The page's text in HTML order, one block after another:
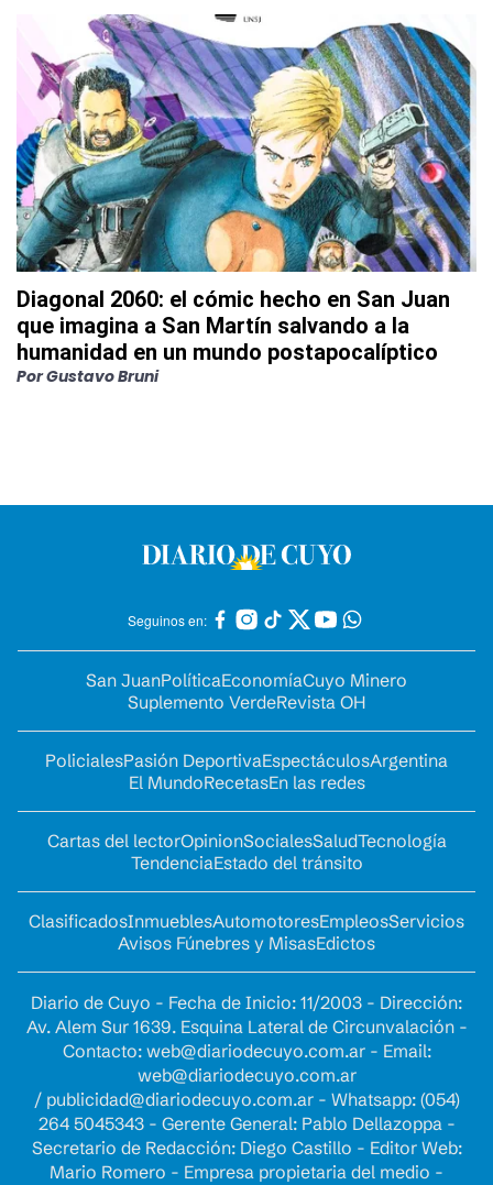
Diagonal 2060: el cómic hecho en San Juan
que imagina a San Martín salvando a la
humanidad en un mundo postapocalíptico
PorGustavo Bruni
Seguinos en:
San JuanPolíticaEconomíaCuyo Minero
Suplemento VerdeRevista OH
PolicialesPasión DeportivaEspectáculosArgentina
El MundoRecetasEn las redes
Cartas del lectorOpinionSocialesSaludTecnología
TendenciaEstado del tránsito
ClasificadosInmueblesAutomotoresEmpleosServicios
Avisos Fúnebres y MisasEdictos
Diario de Cuyo - Fecha de Inicio: 11/2003 - Dirección:
Av. Alem Sur 1639. Esquina Lateral de Circunvalación -
Contacto: web@diariodecuyo.com.ar- Email:
web@diariodecuyo.com.ar
/ publicidad@diariodecuyo.com.ar- Whatsapp: (054)
264 5045343 - Gerente General: Pablo Dellazoppa -
Secretario de Redacción: Diego Castillo - Editor Web:
Mario Romero - Empresa propietaria del medio -